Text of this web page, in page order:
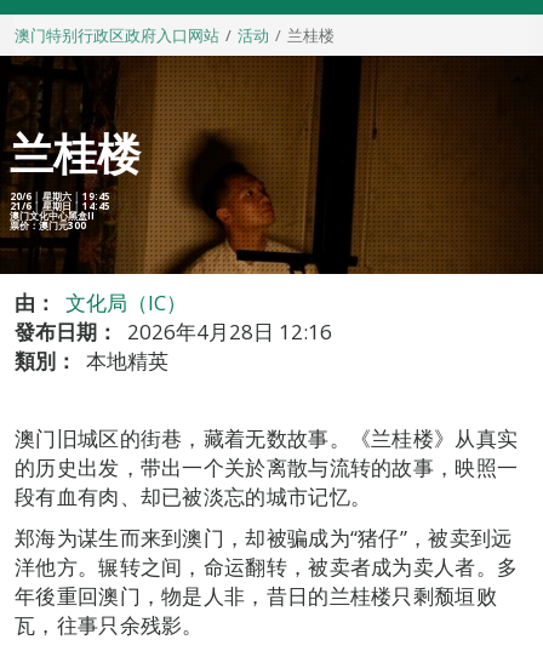
澳门特别行政区政府入口网站 活动 兰桂楼
兰桂楼
20/6 │ 星期六 │ 19:45
21/6 │ 星期日 │ 14:45
澳门文化中心黑盒II
票价：澳门元300
由：
文化局（IC）
發布日期：
2026年4月28日 12:16
類別：
本地精英
澳门旧城区的街巷，藏着无数故事。《兰桂楼》从真实
的历史出发，带出一个关於离散与流转的故事，映照一
段有血有肉、却已被淡忘的城市记忆。
郑海为谋生而来到澳门，却被骗成为“猪仔”，被卖到远
洋他方。辗转之间，命运翻转，被卖者成为卖人者。多
年後重回澳门，物是人非，昔日的兰桂楼只剩颓垣败
瓦，往事只余残影。